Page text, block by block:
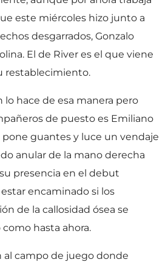
este miércoles hizo junto a
desgarrados, Gonzalo
El de River es el que viene
restablecimiento.
hace de esa manera pero
de puesto es Emiliano
pone guantes y luce un vendaje
anular de la mano derecha
presencia en el debut
encaminado si los
de la callosidad ósea se
hasta ahora.
al campo de juego donde